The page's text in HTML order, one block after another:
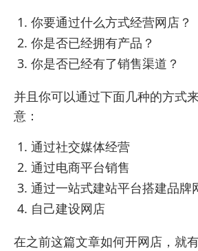
你要通过什么方式经营网店？
你是否已经拥有产品？
你是否已经有了销售渠道？
并且你可以通过下面几种的方式
意：
通过社交媒体经营
通过电商平台销售
通过一站式建站平台搭建品牌
自己建设网店
在之前这篇文章如何开网店 ，就